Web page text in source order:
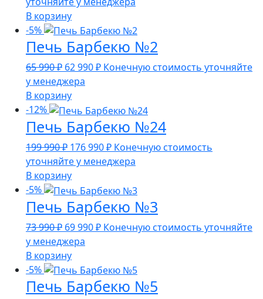
составляла
273
990 ₽.
990 ₽.
В корзину
-5%
Печь Барбекю №2
65 990₽ Первоначальная
цена
составляла
65
990 ₽.
62 990₽Текущая
990 ₽.
Конечную стоимость уточняйте
у менеджера
В корзину
-12%
Печь Барбекю №24
199 990₽ Первоначальная
цена
составляла
199
990 ₽.
176 990₽Текущая
цена:
990 ₽.
Конечную стоимость
уточняйте у менеджера
В корзину
-5%
Печь Барбекю №3
73 990₽ Первоначальная
цена
составляла
73
990 ₽.
69 990₽Текущая
990 ₽.
Конечную стоимость уточняйте
у менеджера
В корзину
-5%
Печь Барбекю №5